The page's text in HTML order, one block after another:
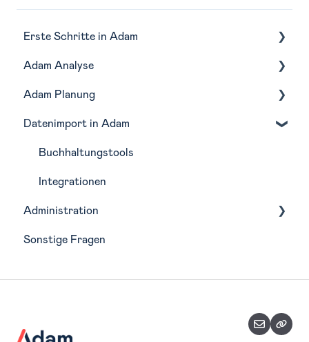
Erste Schritte in Adam
Navigation
Monatliche Routine in Adam
Adam Analyse
Lagebericht
Profitabilität
Liquidität
Kostenstellen
BWA-Bericht
Adam Planung
Budgetierung
Forecasting
Szenarien
Planungsfunktionen
Planungsimport
Datenimport in Adam
Buchhaltungstools
Integrationen
Administration
Wirtschaftsjahre
Sonstige Fragen